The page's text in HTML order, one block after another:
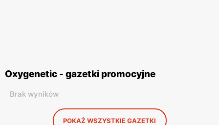
Oxygenetic - gazetki promocyjne
Brak wyników
POKAŻ WSZYSTKIE GAZETKI